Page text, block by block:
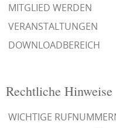
MITGLIED WERDEN
VERANSTALTUNGEN
DOWNLOADBEREICH
Rechtliche Hinweise
WICHTIGE